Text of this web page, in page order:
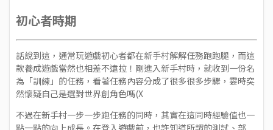
初心者時期
話說到這，通常玩遊戲初心者都在新手村解解任務跑跑腿，而這
款養成遊戲當然也相差不遠拉！剛進入新手村時，就收到一份名
為「訓練」的任務，看著任務內容分成了很多很多步驟，霎時突
然懷疑自己是選對世界創角色嗎(X
不過在新手村一步一步跑任務的同時，其實在這同時經驗值也一